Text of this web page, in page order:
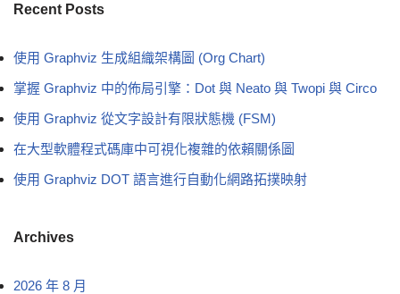
Recent Posts
使用 Graphviz 生成組織架構圖 (Org Chart)
掌握 Graphviz 中的佈局引擎：Dot 與 Neato 與 Twopi 與 Circo
使用 Graphviz 從文字設計有限狀態機 (FSM)
在大型軟體程式碼庫中可視化複雜的依賴關係圖
使用 Graphviz DOT 語言進行自動化網路拓撲映射
Archives
2026 年 8 月